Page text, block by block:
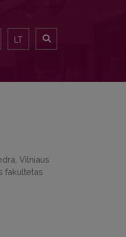
LT
Vilniaus
fakultetas